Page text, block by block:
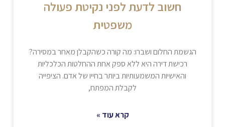
חשוב לדעת לפני נקיטת פעולה
משפטית
הגשמת החלום ושברו: מה קורה כשהקבלן מאחר במסירה?
רכישת דירה היא ללא ספק אחת ההחלטות הכלכליות
והאישיות המשמעותיות ביותר בחייו של אדם. הציפייה
לקבלת המפתח,
קרא עוד »